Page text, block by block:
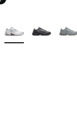
Plus de couleurs